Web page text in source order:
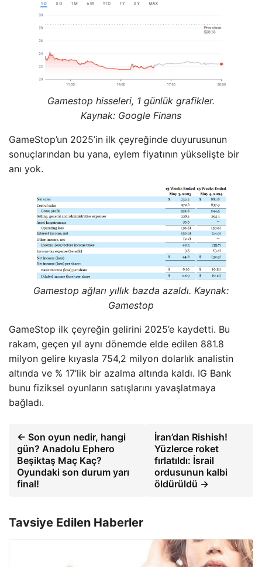
Gamestop hisseleri, 1 günlük grafikler.
Kaynak: Google Finans
GameStop’un 2025’in ilk çeyreğinde duyurusunun
sonuçlarından bu yana, eylem fiyatının yükselişte bir
anı yok.
Gamestop ağları yıllık bazda azaldı. Kaynak:
Gamestop
GameStop ilk çeyreğin gelirini 2025’e kaydetti. Bu
rakam, geçen yıl aynı dönemde elde edilen 881.8
milyon gelire kıyasla 754,2 milyon dolarlık analistin
altında ve % 17’lik bir azalma altında kaldı. IG Bank
bunu fiziksel oyunların satışlarını yavaşlatmaya
bağladı.
← Son oyun nedir, hangi
gün? Anadolu Ephero
Beşiktaş Maç Kaç?
Oyundaki son durum yarı
final!
İran’dan Rishish!
Yüzlerce roket
fırlatıldı: İsrail
ordusunun kalbi
öldürüldü →
Tavsiye Edilen Haberler